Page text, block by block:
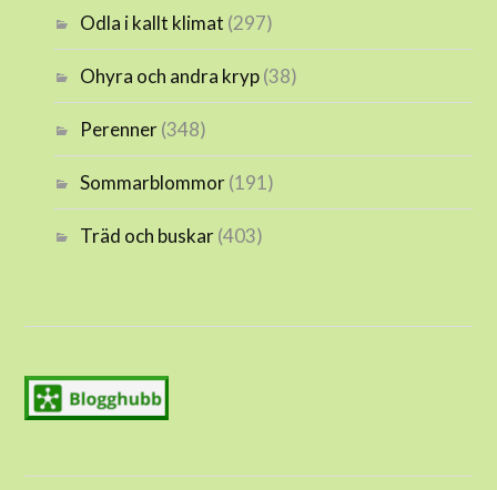
Odla i kallt klimat (297)
Ohyra och andra kryp(38)
Perenner(348)
Sommarblommor(191)
Träd och buskar(403)